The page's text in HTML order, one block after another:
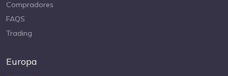
Compradores
FAQS
Trading
Europa